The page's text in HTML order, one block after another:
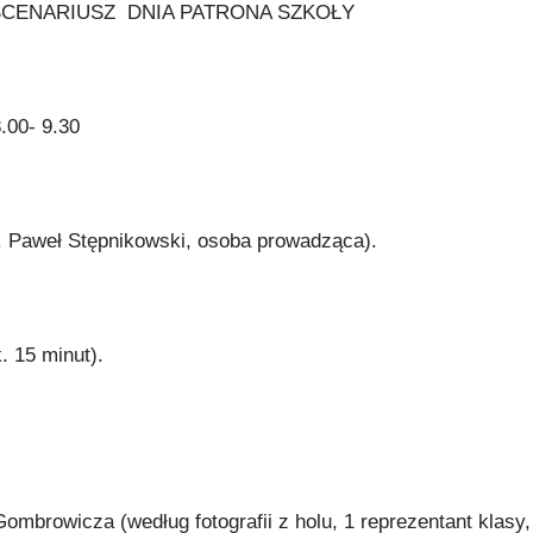
DNIA PATRONA SZKOŁY
9.30
Stępnikowski, osoba prowadząca).
15 minut).
(według fotografii z holu, 1 reprezentant